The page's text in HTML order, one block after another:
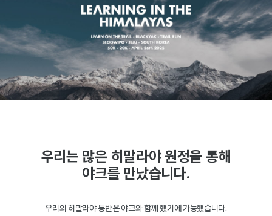
우리는 많은 히말라야 원정을 통해
야크를 만났습니다.
우리의 히말라야 등반은 야크와 함께 했기에 가능했습니다.